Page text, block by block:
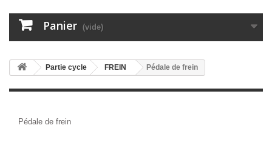
Panier (vide)
Partie cycle FREIN Pédale de frein
Pédale de frein